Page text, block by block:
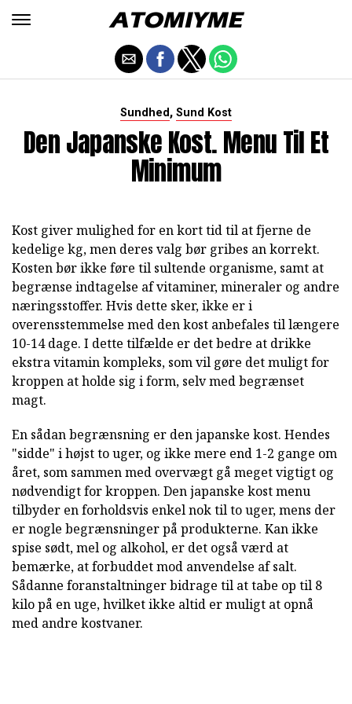
Sundhed, Sund Kost
Den Japanske Kost. Menu Til Et
Minimum
Kost giver mulighed for en kort tid til at fjerne de
kedelige kg, men deres valg bør gribes an korrekt.
Kosten bør ikke føre til sultende organisme, samt at
begrænse indtagelse af vitaminer, mineraler og andre
næringsstoffer. Hvis dette sker, ikke er i
overensstemmelse med den kost anbefales til længere
10-14 dage. I dette tilfælde er det bedre at drikke
ekstra vitamin kompleks, som vil gøre det muligt for
kroppen at holde sig i form, selv med begrænset
magt.
En sådan begrænsning er den japanske kost. Hendes
"sidde" i højst to uger, og ikke mere end 1-2 gange om
året, som sammen med overvægt gå meget vigtigt og
nødvendigt for kroppen. Den japanske kost menu
tilbyder en forholdsvis enkel nok til to uger, mens der
er nogle begrænsninger på produkterne. Kan ikke
spise sødt, mel og alkohol, er det også værd at
bemærke, at forbuddet mod anvendelse af salt.
Sådanne foranstaltninger bidrage til at tabe op til 8
kilo på en uge, hvilket ikke altid er muligt at opnå
med andre kostvaner.